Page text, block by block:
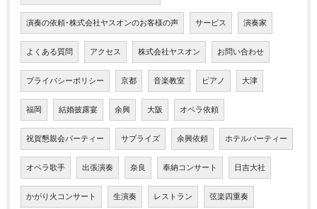
演奏の依頼･株式会社ヤスオンのお客様の声 サービス 演奏家
よくある質問 アクセス 株式会社ヤスオン お問い合わせ
プライバシーポリシー 京都 音楽教室 ピアノ 大津
福岡 結婚披露宴 余興 大阪 オペラ依頼
祝賀懇親会パーティー サプライズ 余興依頼 ホテルパーティー
オペラ歌手 出張演奏 奈良 奉納コンサート 日吉大社
かがり火コンサート 生演奏 レストラン 弦楽四重奏